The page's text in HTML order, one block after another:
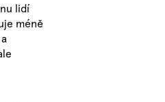
lidí
méně